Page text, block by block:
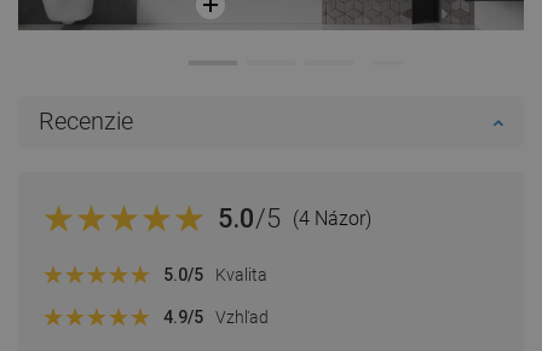
Recenzie
5.0/5 (4 Názor)
5.0/5 Kvalita
4.9/5 Vzhľad